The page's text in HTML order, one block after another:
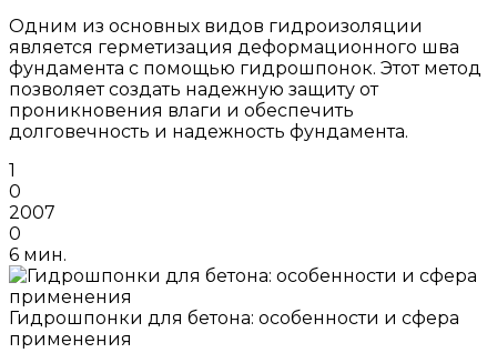
Одним из основных видов гидроизоляции
является герметизация деформационного шва
фундамента с помощью гидрошпонок. Этот метод
позволяет создать надежную защиту от
проникновения влаги и обеспечить
долговечность и надежность фундамента.
1
0
2007
0
6 мин.
Гидрошпонки для бетона: особенности и сфера
применения